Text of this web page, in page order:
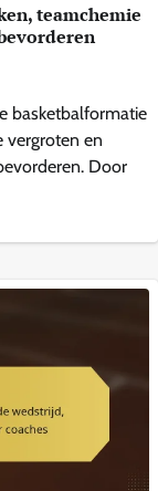
teamchemie
basketbalformatie
vergroten en
Door